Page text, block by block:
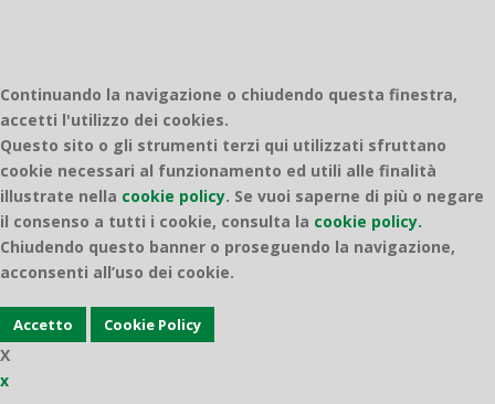
Continuando la navigazione o chiudendo questa finestra,
accetti l'utilizzo dei cookies.
Questo sito o gli strumenti terzi qui utilizzati sfruttano
cookie necessari al funzionamento ed utili alle finalità
illustrate nella cookie policy. Se vuoi saperne di più o negare
il consenso a tutti i cookie, consulta la cookie policy.
Chiudendo questo banner o proseguendo la navigazione,
acconsenti all’uso dei cookie.
Accetto Cookie Policy
X
x